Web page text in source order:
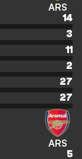
ARS
14
3
11
2
27
27
ARS
5